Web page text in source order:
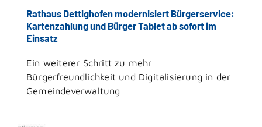
Rathaus Dettighofen modernisiert Bürgerservice:
Kartenzahlung und Bürger Tablet ab sofort im
Einsatz
Ein weiterer Schritt zu mehr
Bürgerfreundlichkeit und Digitalisierung in der
Gemeindeverwaltung